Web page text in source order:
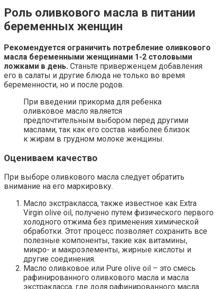
Роль оливкового масла в питании
беременных женщин
Рекомендуется ограничить потребление оливкового
масла беременными женщинами 1-2 столовыми
ложками в день. Станьте приверженцем добавления
его в салаты и другие блюда не только во время
беременности, но и после родов.
При введении прикорма для ребенка
оливковое масло является
предпочтительным выбором перед другими
маслами, так как его состав наиболее близок
к жирам в грудном молоке женщины.
Оцениваем качество
При выборе оливкового масла следует обратить
внимание на его маркировку.
Масло экстракласса, также известное как Extra
Virgin olive oil, получено путем физического первого
холодного отжима без применения химической
обработки. Этот процесс позволяет сохранить все
полезные компоненты, такие как витамины,
микро- и макроэлементы, жирные кислоты и
другие соединения.
Масло оливковое или Pure olive oil – это смесь
рафинированного оливкового масла и масла
экстракласса, где доля рафинированного масла